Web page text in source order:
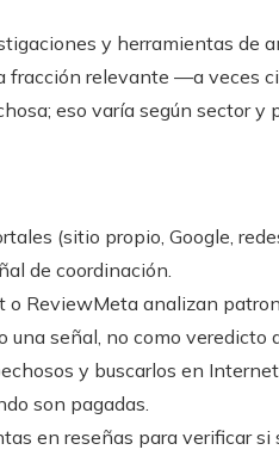
y herramientas de
fracción relevante —a veces
eso varía según sector y
(sitio propio, Google,
de coordinación.
o ReviewMeta analizan
señal, no como veredicto
y buscarlos en
son pagadas.
en reseñas para verificar si